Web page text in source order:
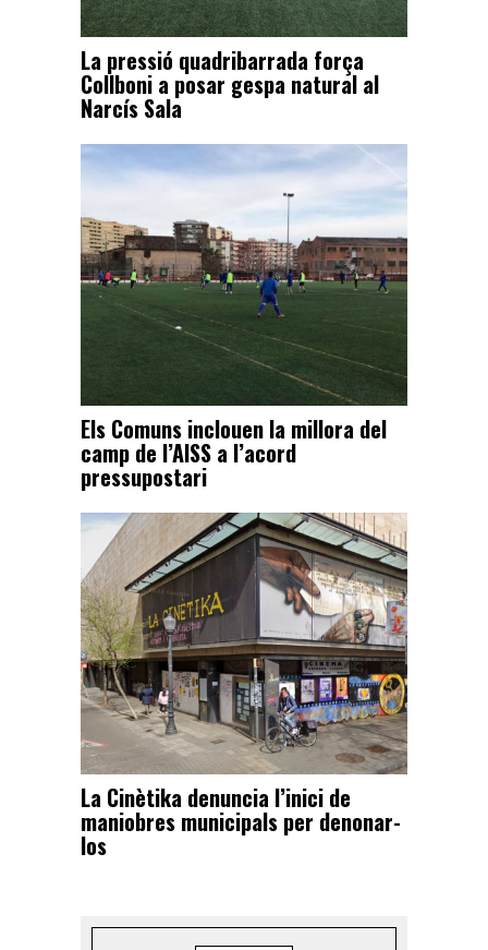
La pressió quadribarrada força
Collboni a posar gespa natural al
Narcís Sala
Els Comuns inclouen la millora del
camp de l’AISS a l’acord
pressupostari
La Cinètika denuncia l’inici de
maniobres municipals per denonar-
los